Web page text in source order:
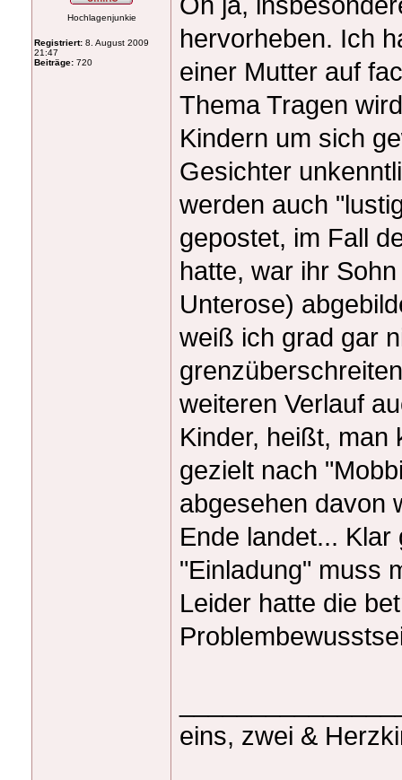
Hochlagenjunkie
Registriert: 8. August 2009
21:47
Beiträge: 720
hervorheben. Ich
einer Mutter auf
Thema Tragen
Kindern um sich
Gesichter
werden auch
gepostet, im Fall
hatte, war ihr
Unterose)
weiß ich grad gar
weiteren Verlauf
Kinder, heißt, man
gezielt nach
abgesehen davon
Ende landet...
"Einladung" muss
Leider hatte die
eins, zwei &